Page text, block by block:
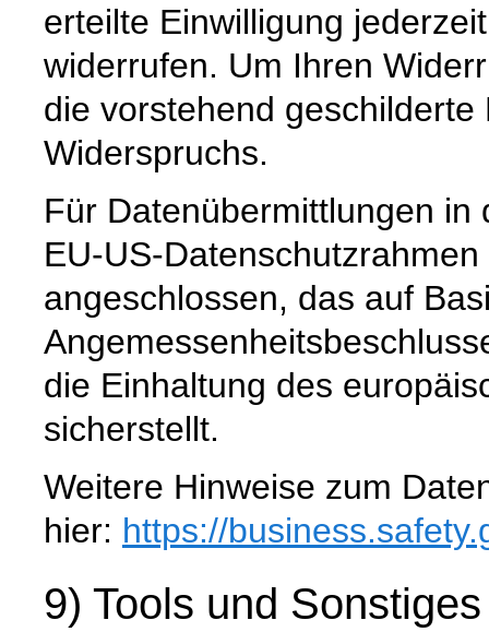
erteilte Einwilligung
widerrufen. Um Ihren
die vorstehend
Widerspruchs.
Für Datenübermittlungen in
EU-US-
angeschlossen, das auf
die Einhaltung des
sicherstellt.
Weitere Hinweise zum
hier: https://
9) Tools und Sonstiges